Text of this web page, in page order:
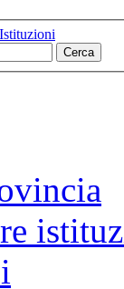
Istituzioni